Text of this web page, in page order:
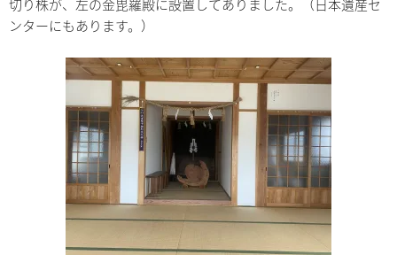
切り株が、左の金毘羅殿に設置してありました。（日本遺産セ
ンターにもあります。）